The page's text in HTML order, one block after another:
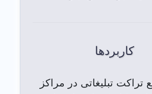
کاربردها
تراکت تبلیغاتی در مراکز